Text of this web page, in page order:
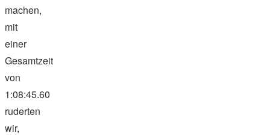
machen,
mit
einer
Gesamtzeit
von
1:08:45.60
ruderten
wir,